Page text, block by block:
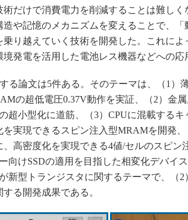
だけで消費電力を削減することは難しく
造や記憶のメカニズムを変えることで、
乗り越えていく技術を開発した。これに
発電を活用した電池レス機器などへの応
る論文は5件ある。そのテーマは、（1）
の超低電圧0.37V動作を実証、（2）金
超小型化に道筋、（3）CPUに混載する
実現できるスピン注入型MRAMを開発
高密度化を実現できる4値/セルのスピン
向けSSDの適用を目指した相変化デバイ
新型トランジスタに関するテーマで、（
る開発成果である。